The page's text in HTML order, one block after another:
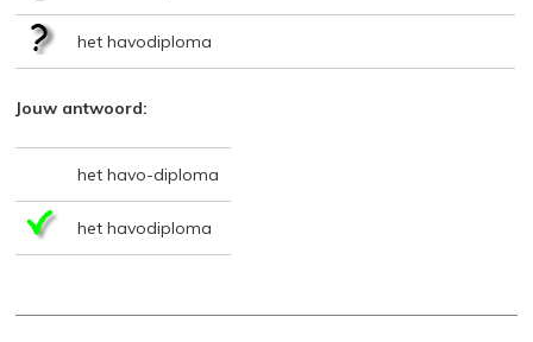
het havodiploma
Jouw antwoord:
het havo-diploma
het havodiploma